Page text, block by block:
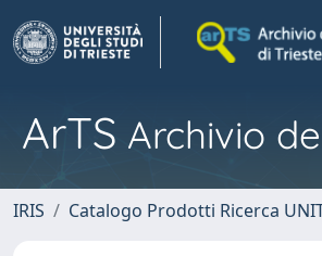
ArTS Archivio
IRIS Catalogo Prodotti Ricerca